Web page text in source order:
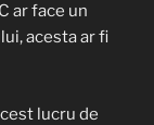
ar face un
acesta ar fi
lucru de